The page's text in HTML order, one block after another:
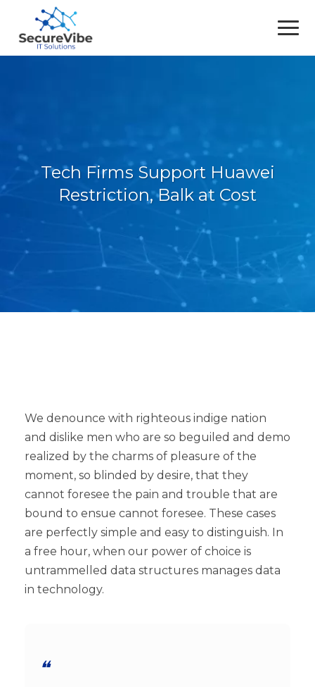
Tech Firms Support Huawei
Restriction, Balk at Cost
We denounce with righteous indige nation
and dislike men who are so beguiled and demo
realized by the charms of pleasure of the
moment, so blinded by desire, that they
cannot foresee the pain and trouble that are
bound to ensue cannot foresee. These cases
are perfectly simple and easy to distinguish. In
a free hour, when our power of choice is
untrammelled data structures manages data
in technology.